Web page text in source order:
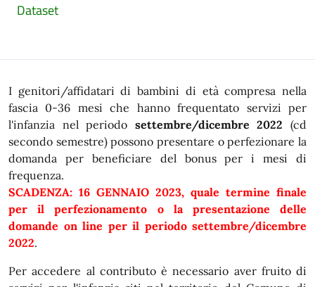
Dataset
I genitori/affidatari di bambini di età compresa nella
fascia 0-36 mesi che hanno frequentato servizi per
l'infanzia nel periodo settembre/dicembre 2022 (cd
secondo semestre) possono presentare o perfezionare la
domanda per beneficiare del bonus per i mesi di
frequenza.
SCADENZA: 16 GENNAIO 2023, quale termine finale
per il perfezionamento o la presentazione delle
domande on line per il periodo settembre/dicembre
2022.
Per accedere al contributo è necessario aver fruito di